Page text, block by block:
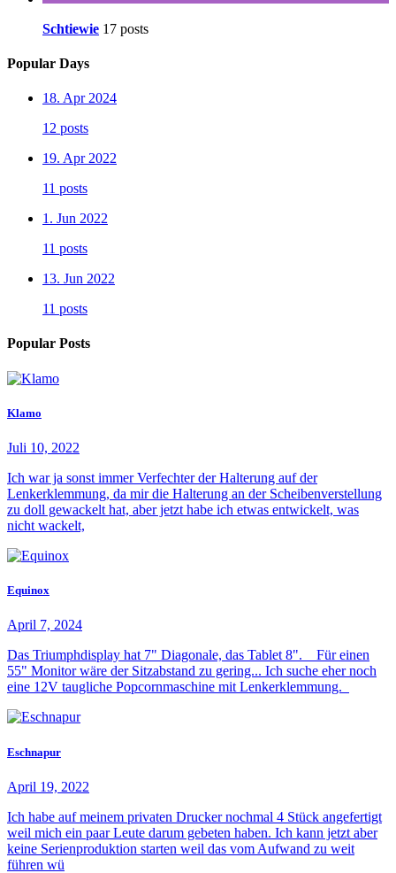
Schtiewie 17 posts
Popular Days
18. Apr 2024
12 posts
19. Apr 2022
11 posts
1. Jun 2022
11 posts
13. Jun 2022
11 posts
Popular Posts
Klamo
Juli 10, 2022
Ich war ja sonst immer Verfechter der Halterung auf der
Lenkerklemmung, da mir die Halterung an der Scheibenverstellung
zu doll gewackelt hat, aber jetzt habe ich etwas entwickelt, was
nicht wackelt,
Equinox
April 7, 2024
Das Triumphdisplay hat 7" Diagonale, das Tablet 8". Für einen
55" Monitor wäre der Sitzabstand zu gering... Ich suche eher noch
eine 12V taugliche Popcornmaschine mit Lenkerklemmung.
Eschnapur
April 19, 2022
Ich habe auf meinem privaten Drucker nochmal 4 Stück angefertigt
weil mich ein paar Leute darum gebeten haben. Ich kann jetzt aber
keine Serienproduktion starten weil das vom Aufwand zu weit
führen wü